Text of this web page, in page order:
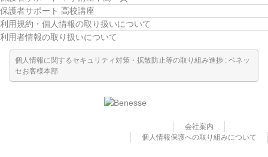
保護者サポート 高校講座
利用規約・個人情報の取り扱いについて
利用者情報の取り扱いについて
個人情報に関するセキュリティ対策・拡散防止等の取り組み進捗 : ベネッ
セお客様本部
会社案内
個人情報保護への取り組みについて